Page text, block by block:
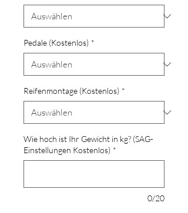
Pedale (Kostenlos) *
Reifenmontage (Kostenlos) *
Wie hoch ist Ihr Gewicht in kg? (SAG-
Einstellungen Kostenlos) *
0/20